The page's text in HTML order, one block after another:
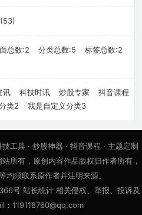
(53)
总数:2 分类总数:5
标签总数:2
讯 科技时讯 炒股专家
抖音课程
类2 我是自定义分类3
技工具 · 炒股神器 · 抖音课程 · 主题定制
所有，原创内容作品版权归作者所有，
均须联系原作者并注明来源。
号 站长统计 相关侵权、举报、投诉及
：119118760@qq.com